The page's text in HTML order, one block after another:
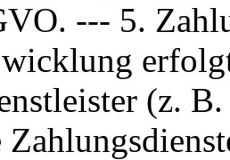
--- 5.
(z.